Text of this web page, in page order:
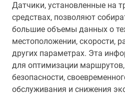
Датчики, установленные на
средствах, позволяют
большие объемы данных о
местоположении, скорости,
других параметрах. Эта
для оптимизации
безопасности,
обслуживания и снижения